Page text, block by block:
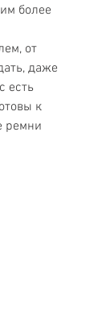
более
от
даже
есть
к
ремни